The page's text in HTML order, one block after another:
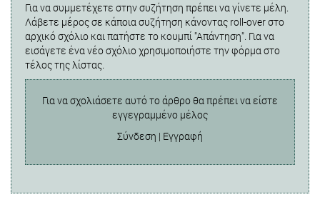
Για να συμμετέχετε στην συζήτηση πρέπει να γίνετε μέλη.
Λάβετε μέρος σε κάποια συζήτηση κάνοντας roll-over στο
αρχικό σχόλιο και πατήστε το κουμπί "Απάντηση". Για να
εισάγετε ένα νέο σχόλιο χρησιμοποιήστε την φόρμα στο
τέλος της λίστας.
Για να σχολιάσετε αυτό το άρθρο θα πρέπει να είστε
εγγεγραμμένο μέλος
Σύνδεση | Εγγραφή